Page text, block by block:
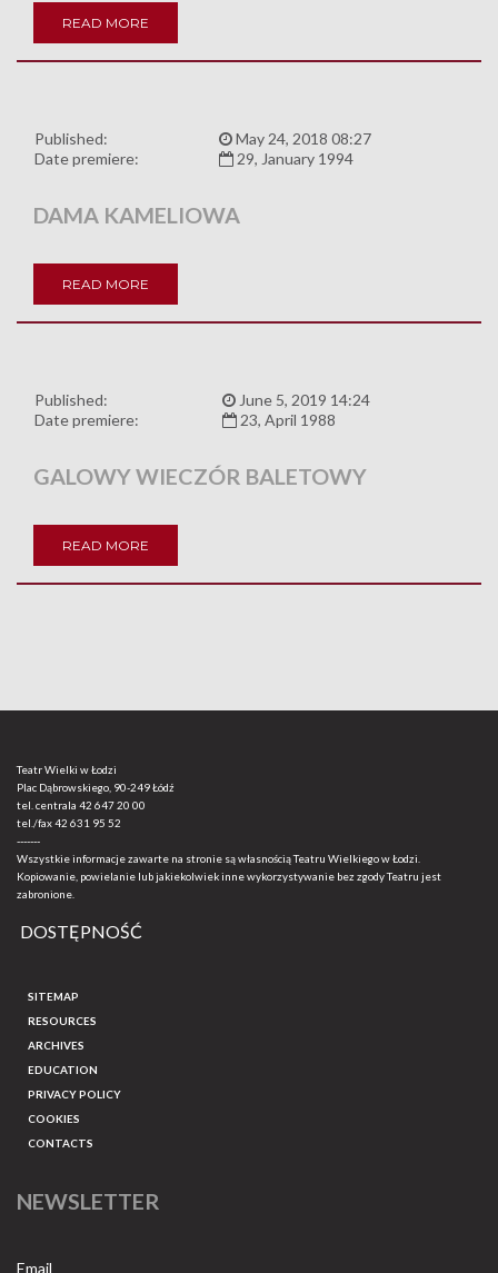
READ MORE
Published:
May 24, 2018 08:27
Date premiere:
29, January 1994
DAMA KAMELIOWA
READ MORE
Published:
June 5, 2019 14:24
Date premiere:
23, April 1988
GALOWY WIECZÓR BALETOWY
READ MORE
Teatr Wielki w Łodzi
Plac Dąbrowskiego, 90-249 Łódź
tel. centrala 42 647 20 00
tel./fax42 631 95 52
-------
Wszystkie informacje zawarte na stronie są własnością Teatru Wielkiego w Łodzi.
Kopiowanie, powielanie lub jakiekolwiek inne wykorzystywanie bez zgody Teatru jest
zabronione.
DOSTĘPNOŚĆ
SITEMAP
RESOURCES
ARCHIVES
EDUCATION
PRIVACY POLICY
COOKIES
CONTACTS
NEWSLETTER
Email